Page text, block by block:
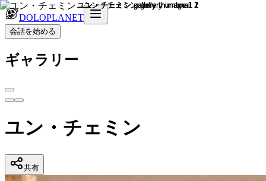
DOLOPLANET
会話を始める
ギャラリー
ユン・チェミン
共有